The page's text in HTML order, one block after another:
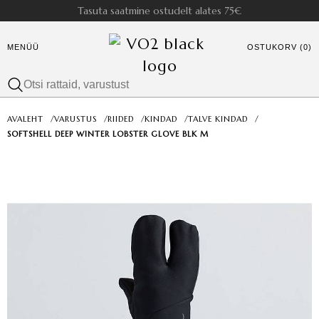
Tasuta saatmine ostudelt alates 75€
MENÜÜ OSTUKORV (0)
AVALEHT /VARUSTUS /RIIDED /KINDAD /TALVE KINDAD
/
SOFTSHELL DEEP WINTER LOBSTER GLOVE BLK M